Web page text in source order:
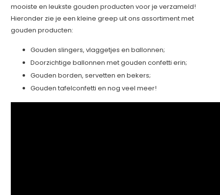
mooiste en leukste gouden producten voor je verzameld!
Hieronder zie je een kleine greep uit ons assortiment met
gouden producten:
Gouden slingers, vlaggetjes en ballonnen;
Doorzichtige ballonnen met gouden confetti erin;
Gouden borden, servetten en bekers;
Gouden tafelconfetti en nog veel meer!